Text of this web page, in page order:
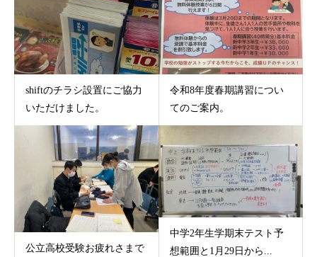
shiftのチラシ設置にご協力
いただけました。
令和8年度春期講習につい
てのご案内。
公立高校受験お疲れさまで
中学2年生学期末テスト予
想範囲と1月29日から...